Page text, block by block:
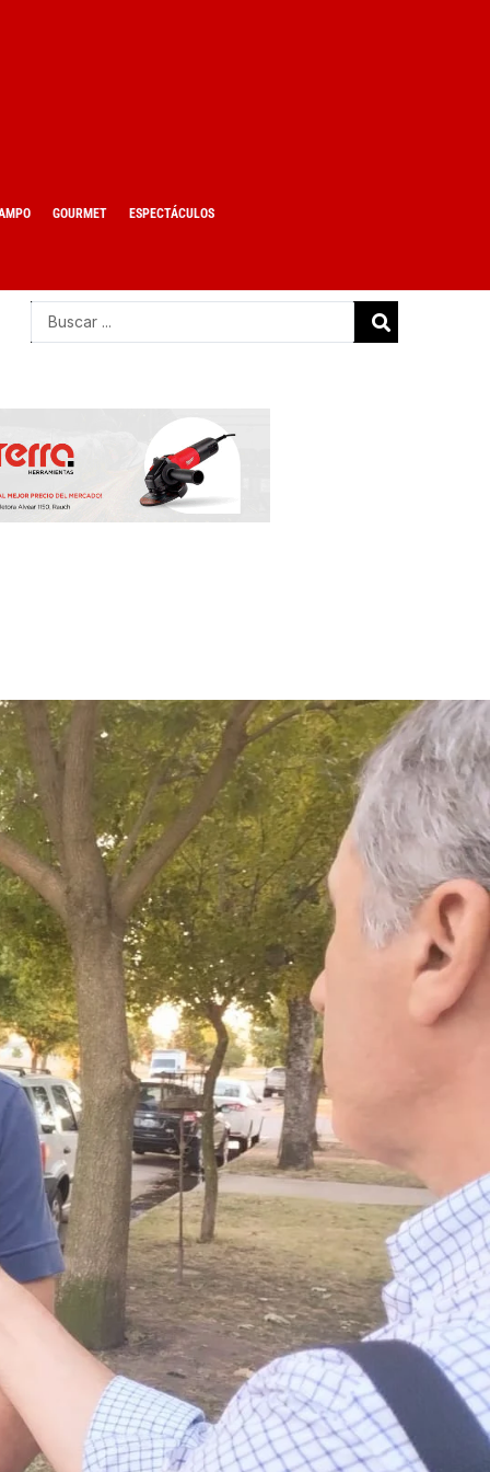
GOURMET ESPECTÁCULOS
Search